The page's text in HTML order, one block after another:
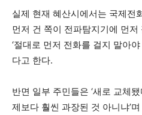
실제 현재 혜산시에서는 국제전
먼저 건 쪽이 전파탐지기에 먼
‘절대로 먼저 전화를 걸지 말아
다고 한다.
반면 일부 주민들은 ‘새로 교체
제보다 훨씬 과장된 것 아니냐’